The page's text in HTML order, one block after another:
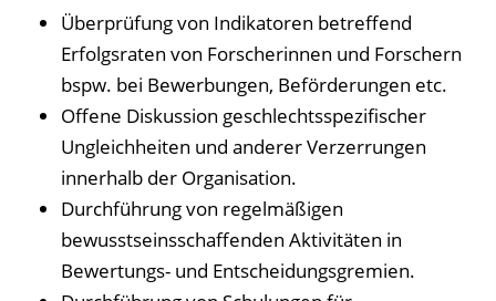
Überprüfung von Indikatoren betreffend
Erfolgsraten von Forscherinnen und Forschern
bspw. bei Bewerbungen, Beförderungen etc.
Offene Diskussion geschlechtsspezifischer
Ungleichheiten und anderer Verzerrungen
innerhalb der Organisation.
Durchführung von regelmäßigen
bewusstseinsschaffenden Aktivitäten in
Bewertungs- und Entscheidungsgremien.